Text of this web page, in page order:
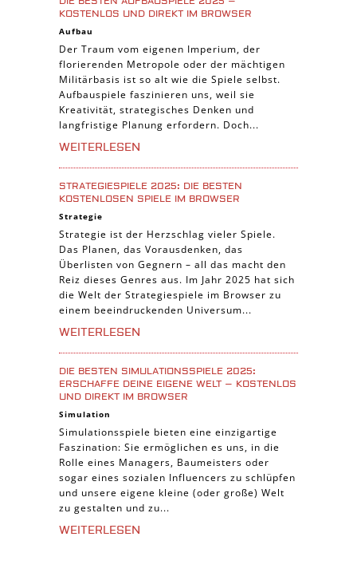
KOSTENLOS UND DIREKT IM BROWSER
Aufbau
Der Traum vom eigenen Imperium, der
florierenden Metropole oder der mächtigen
Militärbasis ist so alt wie die Spiele selbst.
Aufbauspiele faszinieren uns, weil sie
Kreativität, strategisches Denken und
langfristige Planung erfordern. Doch...
WEITERLESEN
STRATEGIESPIELE 2025: DIE BESTEN
KOSTENLOSEN SPIELE IM BROWSER
Strategie
Strategie ist der Herzschlag vieler Spiele.
Das Planen, das Vorausdenken, das
Überlisten von Gegnern – all das macht den
Reiz dieses Genres aus. Im Jahr 2025 hat sich
die Welt der Strategiespiele im Browser zu
einem beeindruckenden Universum...
WEITERLESEN
DIE BESTEN SIMULATIONSSPIELE 2025:
ERSCHAFFE DEINE EIGENE WELT – KOSTENLOS
UND DIREKT IM BROWSER
Simulation
Simulationsspiele bieten eine einzigartige
Faszination: Sie ermöglichen es uns, in die
Rolle eines Managers, Baumeisters oder
sogar eines sozialen Influencers zu schlüpfen
und unsere eigene kleine (oder große) Welt
zu gestalten und zu...
WEITERLESEN